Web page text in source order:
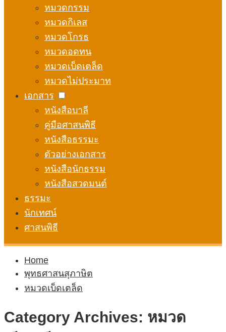
หมวดกรรม
หมวดกิเลส
หมวดโกรธ
หมวดอดทน
หมวดเบ็ดเตล็ด
หมวดไม่ประมาท
เอกสาร
หนังสือบาลี
คู่มือศาสนพิธี
หนังสือธรรมะ
ตัวอย่างเอกสาร
หนังสือนักธรรม
หนังสือสวดมนต์
ธรรมะ
นักเทศน์
ศาสนพิธี
Home
พุทธศาสนสุภาษิต
หมวดเบ็ดเตล็ด
Category Archives: หมวด